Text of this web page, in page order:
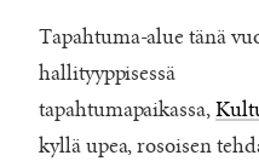
Tapahtuma-alue tänä
hallityyppisessä
tapahtumapaikassa,
kyllä upea, rosoisen